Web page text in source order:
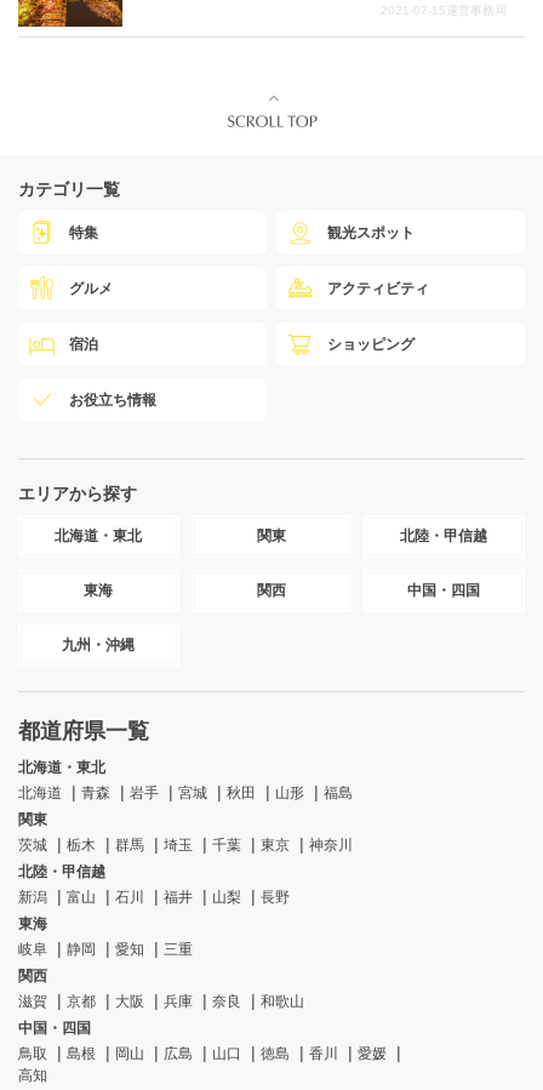
2021-07-15運営事務局
カテゴリ一覧
特集 観光スポット
グルメ アクティビティ
宿泊 ショッピング
お役立ち情報
エリアから探す
北海道・東北 関東 北陸・甲信越
東海 関西 中国・四国
九州・沖縄
都道府県一覧
北海道・東北
北海道
青森 岩手 宮城 秋田 山形
福島
関東
茨城
栃木 群馬 埼玉 千葉 東京
神奈川
北陸・甲信越
新潟
富山 石川 福井 山梨
長野
東海
岐阜
静岡 愛知
三重
関西
滋賀
京都 大阪 兵庫 奈良
和歌山
中国・四国
鳥取
島根 岡山 広島 山口 徳島 香川
愛媛
高知